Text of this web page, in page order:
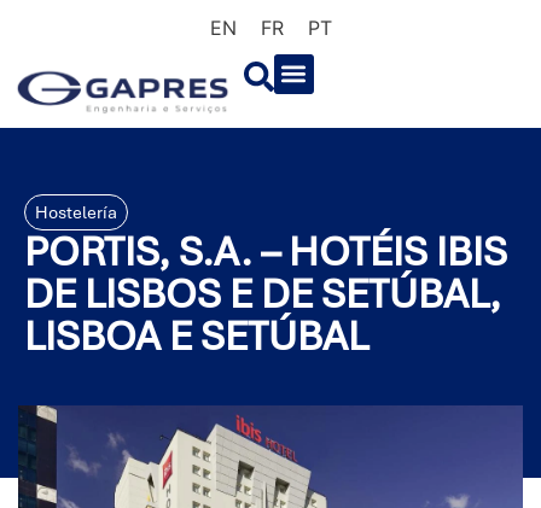
EN FR PT
Hostelería
PORTIS, S.A. – HOTÉIS IBIS
DE LISBOS E DE SETÚBAL,
LISBOA E SETÚBAL